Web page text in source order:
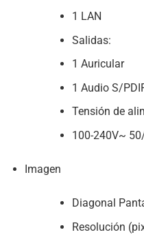
1 LAN
Salidas:
1 Auricular
1 Audio S/
Tensión de
100-240V~
Imagen
Diagonal
Resolución